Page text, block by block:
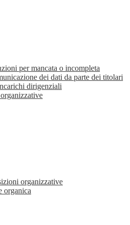
per mancata o incompleta
dei dati da parte dei titolari
dirigenziali
organizzative
organica